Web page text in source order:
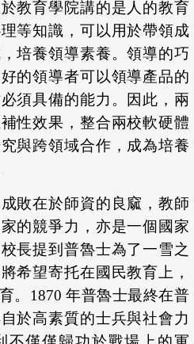
教育學院講的是人的教育
等知識，可以用於帶領成
培養領導素養。領導的巧
的領導者可以領導產品的
須具備的能力。因此，兩
性效果，整合兩校軟硬體
與跨領域合作，成為培養
敗在於師資的良窳，教師
的競爭力，亦是一個國家
長提到普魯士為了一雪之
希望寄托在國民教育上，
。1870 年普魯士最終在普
於高素質的士兵與社會力